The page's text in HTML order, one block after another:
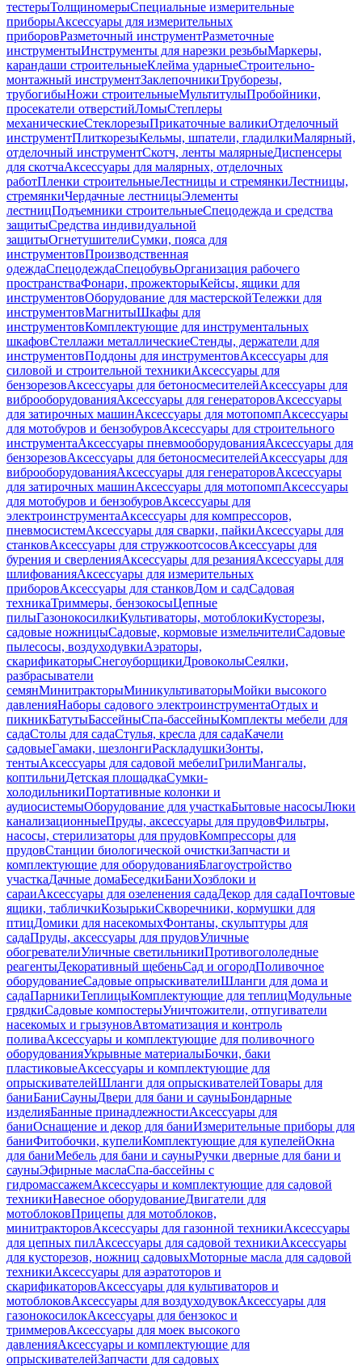
тестерыТолщиномерыСпециальные измерительные
приборыАксессуары для измерительных
приборовРазметочный инструментРазметочные
инструментыИнструменты для нарезки резьбыМаркеры,
карандаши строительныеКлейма ударныеСтроительно-
монтажный инструментЗаклепочникиТруборезы,
трубогибыНожи строительныеМультитулыПробойники,
просекатели отверстийЛомыСтеплеры
механическиеСтеклорезыПрикаточные валикиОтделочный
инструментПлиткорезыКельмы, шпатели, гладилкиМалярный,
отделочный инструментСкотч, ленты малярныеДиспенсеры
для скотчаАксессуары для малярных, отделочных
работПленки строительныеЛестницы и стремянкиЛестницы,
стремянкиЧердачные лестницыЭлементы
лестницПодъемники строительныеСпецодежда и средства
защитыСредства индивидуальной
защитыОгнетушителиСумки, пояса для
инструментовПроизводственная
одеждаСпецодеждаСпецобувьОрганизация рабочего
пространстваФонари, прожекторыКейсы, ящики для
инструментовОборудование для мастерскойТележки для
инструментовМагнитыШкафы для
инструментовКомплектующие для инструментальных
шкафовСтеллажи металлическиеСтенды, держатели для
инструментовПоддоны для инструментовАксессуары для
силовой и строительной техникиАксессуары для
бензорезовАксессуары для бетоносмесителейАксессуары для
виброоборудованияАксессуары для генераторовАксессуары
для затирочных машинАксессуары для мотопомпАксессуары
для мотобуров и бензобуровАксессуары для строительного
инструментаАксессуары пневмооборудованияАксессуары для
бензорезовАксессуары для бетоносмесителейАксессуары для
виброоборудованияАксессуары для генераторовАксессуары
для затирочных машинАксессуары для мотопомпАксессуары
для мотобуров и бензобуровАксессуары для
электроинструментаАксессуары для компрессоров,
пневмосистемАксессуары для сварки, пайкиАксессуары для
станковАксессуары для стружкоотсосовАксессуары для
бурения и сверленияАксессуары для резанияАксессуары для
шлифованияАксессуары для измерительных
приборовАксессуары для станковДом и садСадовая
техникаТриммеры, бензокосыЦепные
пилыГазонокосилкиКультиваторы, мотоблокиКусторезы,
садовые ножницыСадовые, кормовые измельчителиСадовые
пылесосы, воздуходувкиАэраторы,
скарификаторыСнегоуборщикиДровоколыСеялки,
разбрасыватели
семянМинитракторыМиникультиваторыМойки высокого
давленияНаборы садового электроинструментаОтдых и
пикникБатутыБассейныСпа-бассейныКомплекты мебели для
садаСтолы для садаСтулья, кресла для садаКачели
садовыеГамаки, шезлонгиРаскладушкиЗонты,
тентыАксессуары для садовой мебелиГрилиМангалы,
коптильниДетская площадкаСумки-
холодильникиПортативные колонки и
аудиосистемыОборудование для участкаБытовые насосыЛюки
канализационныеПруды, аксессуары для прудовФильтры,
насосы, стерилизаторы для прудовКомпрессоры для
прудовСтанции биологической очисткиЗапчасти и
комплектующие для оборудованияБлагоустройство
участкаДачные домаБеседкиБаниХозблоки и
сараиАксессуары для озеленения садаДекор для садаПочтовые
ящики, табличкиКозырькиСкворечники, кормушки для
птицДомики для насекомыхФонтаны, скульптуры для
садаПруды, аксессуары для прудовУличные
обогревателиУличные светильникиПротивогололедные
реагентыДекоративный щебеньСад и огородПоливочное
оборудованиеСадовые опрыскивателиШланги для дома и
садаПарникиТеплицыКомплектующие для теплицМодульные
грядкиСадовые компостерыУничтожители, отпугиватели
насекомых и грызуновАвтоматизация и контроль
поливаАксессуары и комплектующие для поливочного
оборудованияУкрывные материалыБочки, баки
пластиковыеАксессуары и комплектующие для
опрыскивателейШланги для опрыскивателейТовары для
баниБаниСауныДвери для бани и сауныБондарные
изделияБанные принадлежностиАксессуары для
баниОснащение и декор для баниИзмерительные приборы для
баниФитобочки, купелиКомплектующие для купелейОкна
для баниМебель для бани и сауныРучки дверные для бани и
сауныЭфирные маслаСпа-бассейны с
гидромассажемАксессуары и комплектующие для садовой
техникиНавесное оборудованиеДвигатели для
мотоблоковПрицепы для мотоблоков,
минитракторовАксессуары для газонной техникиАксессуары
для цепных пилАксессуары для садовой техникиАксессуары
для кусторезов, ножниц садовыхМоторные масла для садовой
техникиАксессуары для аэратоторов и
скарификаторовАксессуары для культиваторов и
мотоблоковАксессуары для воздуходувокАксессуары для
газонокосилокАксессуары для бензокос и
триммеровАксессуары для моек высокого
давленияАксессуары и комплектующие для
опрыскивателейЗапчасти для садовых